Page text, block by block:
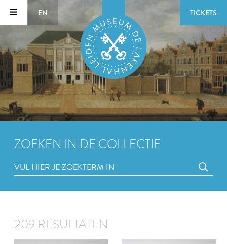
EN TICKETS
ZOEKEN IN DE COLLECTIE
209 RESULTATEN